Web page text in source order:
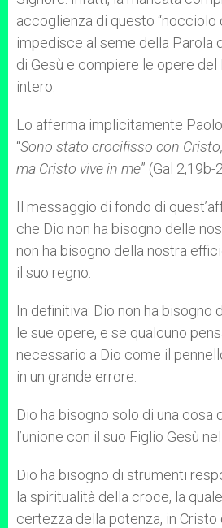
accoglienza di questo “nocciolo
impedisce al seme della Parola
di Gesù e compiere le opere del
intero.
Lo afferma implicitamente
“Sono stato crocifisso con
ma Cristo vive in me” (Gal 2,19b-
Il messaggio di fondo di
che Dio non ha bisogno delle
non ha bisogno della nostra
il suo regno.
In definitiva: Dio non ha bisogno
le sue opere, e se qualcuno
necessario a Dio come il
in un grande errore.
Dio ha bisogno solo di una cosa
l’unione con il suo Figlio Gesù
Dio ha bisogno di strumenti
la spiritualità della croce, la
certezza della potenza, in